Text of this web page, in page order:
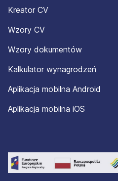
Kreator CV
Wzory CV
Wzory dokumentów
Kalkulator wynagrodzeń
Aplikacja mobilna Android
Aplikacja mobilna iOS